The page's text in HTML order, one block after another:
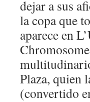
dejar a sus
la copa que
aparece en
Plaza, quien
(convertido